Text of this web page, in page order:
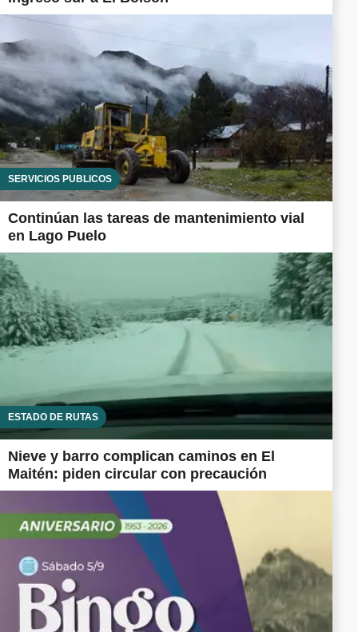
SERVICIOS PÚBLICOS
Continúan las tareas de mantenimiento vial
en Lago Puelo
ESTADO DE RUTAS
Nieve y barro complican caminos en El
Maitén: piden circular con precaución